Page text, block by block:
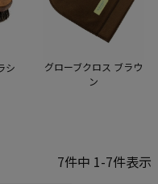
シ
グローブクロス ブラウ
ン
7件中 1-7件表示